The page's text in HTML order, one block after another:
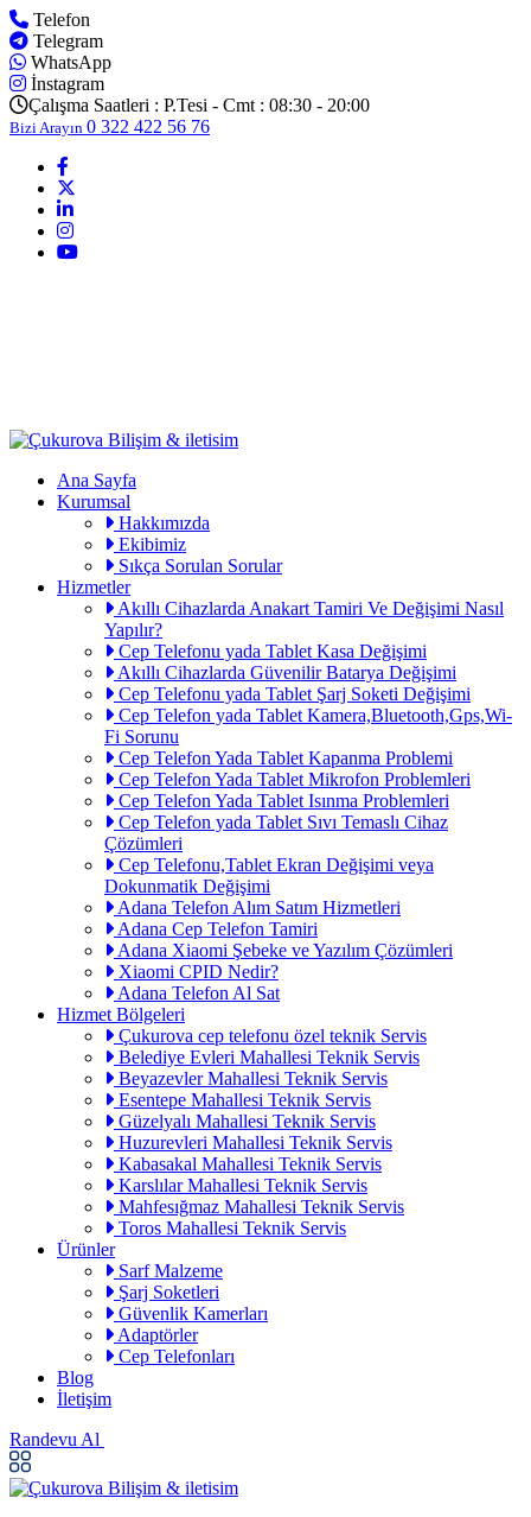
Telefon
Telegram
WhatsApp
İnstagram
Çalışma Saatleri : P.Tesi - Cmt : 08:30 - 20:00
Bizi Arayın 0 322 422 56 76
Ana Sayfa
Kurumsal
Hakkımızda
Ekibimiz
Sıkça Sorulan Sorular
Hizmetler
Akıllı Cihazlarda Anakart Tamiri Ve Değişimi Nasıl
Yapılır?
Cep Telefonu yada Tablet Kasa Değişimi
Akıllı Cihazlarda Güvenilir Batarya Değişimi
Cep Telefonu yada Tablet Şarj Soketi Değişimi
Cep Telefon yada Tablet Kamera,Bluetooth,Gps,Wi-
Fi Sorunu
Cep Telefon Yada Tablet Kapanma Problemi
Cep Telefon Yada Tablet Mikrofon Problemleri
Cep Telefon Yada Tablet Isınma Problemleri
Cep Telefon yada Tablet Sıvı Temaslı Cihaz
Çözümleri
Cep Telefonu,Tablet Ekran Değişimi veya
Dokunmatik Değişimi
Adana Telefon Alım Satım Hizmetleri
Adana Cep Telefon Tamiri
Adana Xiaomi Şebeke ve Yazılım Çözümleri
Xiaomi CPID Nedir?
Adana Telefon Al Sat
Hizmet Bölgeleri
Çukurova cep telefonu özel teknik Servis
Belediye Evleri Mahallesi Teknik Servis
Beyazevler Mahallesi Teknik Servis
Esentepe Mahallesi Teknik Servis
Güzelyalı Mahallesi Teknik Servis
Huzurevleri Mahallesi Teknik Servis
Kabasakal Mahallesi Teknik Servis
Karslılar Mahallesi Teknik Servis
Mahfesığmaz Mahallesi Teknik Servis
Toros Mahallesi Teknik Servis
Ürünler
Sarf Malzeme
Şarj Soketleri
Güvenlik Kamerları
Adaptörler
Cep Telefonları
Blog
İletişim
Randevu Al